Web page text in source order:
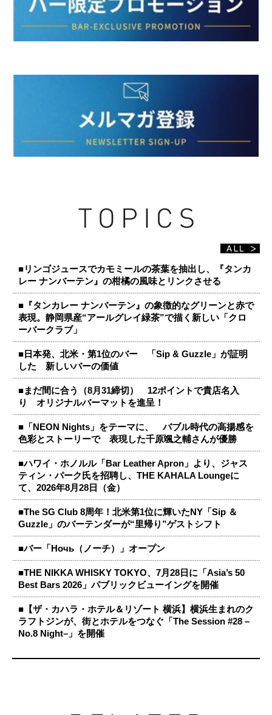
■リンゴジュースでカモミールの茶葉を抽出し、『タンカ
レー ナンバーテン』の柑橘の風味とリンクさせる
■『タンカレー ナンバーテン』の象徴的なグリーンと赤で
表現。静岡県産“アールグレイ緑茶”で描く新しい「クロ
ーバークラブ」
■日本発、北米・第1位のバー 「Sip & Guzzle」が証明
した 新しいバーの価値
■まだ間に合う（8月31締切） 12ポイントで貴店名入
り オリジナルバーマットを進呈！
■「NEON Nights」をテーマに、 バブル時代の高揚感を
色彩とストーリーで 表現した千原颯之輔さんが優勝
■ハワイ・ホノルル「Bar Leather Apron」より、ジャス
ティン・パーク氏を招聘し、THE KAHALA Loungeに
て、2026年8月28日（金）
■The SG Club 8周年！北米第1位に輝いたNY「Sip ＆
Guzzle」のバーテンダーが“里帰り”ゲストシフト
■バー「Ночь（ノーチ）」オープン
■THE NIKKA WHISKY TOKYO、7月28日に「Asia’s 50
Best Bars 2026」パブリックビューイングを開催
■【ザ・カハラ・ホテル＆リゾート 横浜】横浜生まれのク
ラフトジンが、街とホテルをつなぐ「The Session #28 –
No.8 Night–」を開催